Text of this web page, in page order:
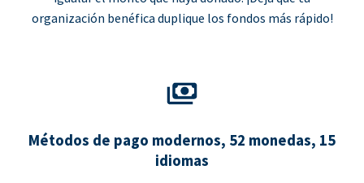
organización benéfica duplique los fondos más rápido!
Métodos de pago modernos, 52 monedas, 15
idiomas